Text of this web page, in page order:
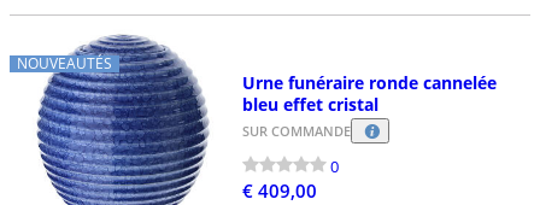
NOUVEAUTÉS
Urne funéraire ronde cannelée
bleu effet cristal
SUR COMMANDE
0
€ 409,00